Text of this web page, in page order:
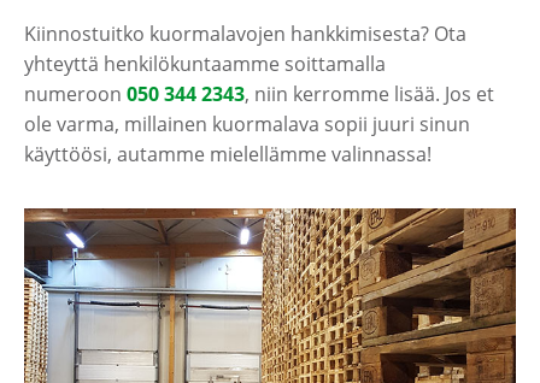
Kiinnostuitko kuormalavojen hankkimisesta? Ota
yhteyttä henkilökuntaamme soittamalla
numeroon 050 344 2343, niin kerromme lisää. Jos et
ole varma, millainen kuormalava sopii juuri sinun
käyttöösi, autamme mielellämme valinnassa!